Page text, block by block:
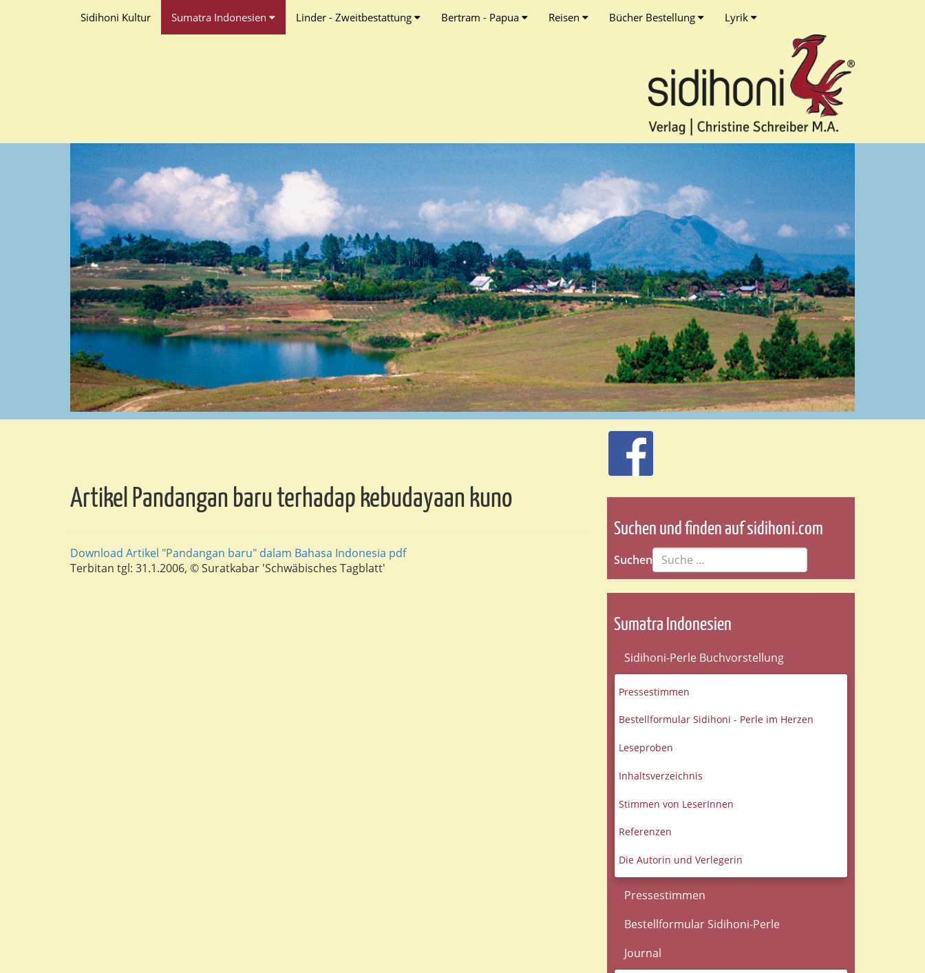
Sidihoni Kultur Sumatra Indonesien Linder - Zweitbestattung Bertram - Papua Reisen Bücher Bestellung Lyrik
Artikel Pandangan baru terhadap kebudayaan kuno
Download Artikel "Pandangan baru" dalam Bahasa Indonesia pdf
Terbitan tgl: 31.1.2006, © Suratkabar 'Schwäbisches Tagblatt'
Suchen und finden auf sidihoni.com
Suchen
Sumatra Indonesien
Sidihoni-Perle Buchvorstellung
Pressestimmen
Bestellformular Sidihoni - Perle im Herzen
Leseproben
Inhaltsverzeichnis
Stimmen von LeserInnen
Referenzen
Die Autorin und Verlegerin
Pressestimmen
Bestellformular Sidihoni-Perle
Journal